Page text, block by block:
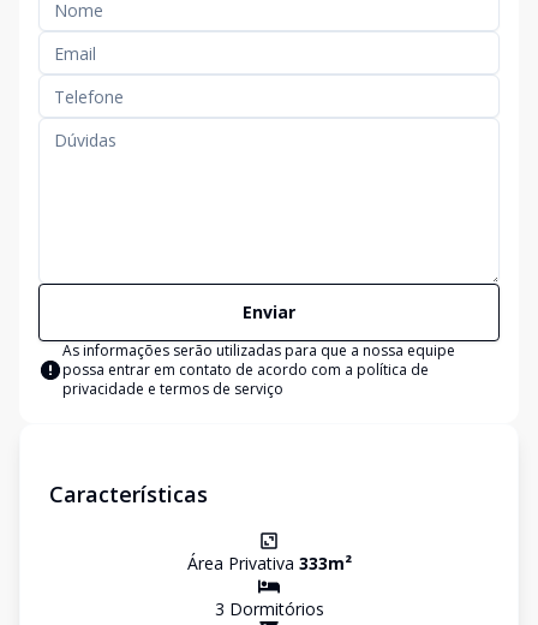
Enviar
As informações serão utilizadas para que a nossa equipe
possa entrar em contato de acordo com a política de
privacidade e termos de serviço
Características
Área Privativa 333m²
3 Dormitórios